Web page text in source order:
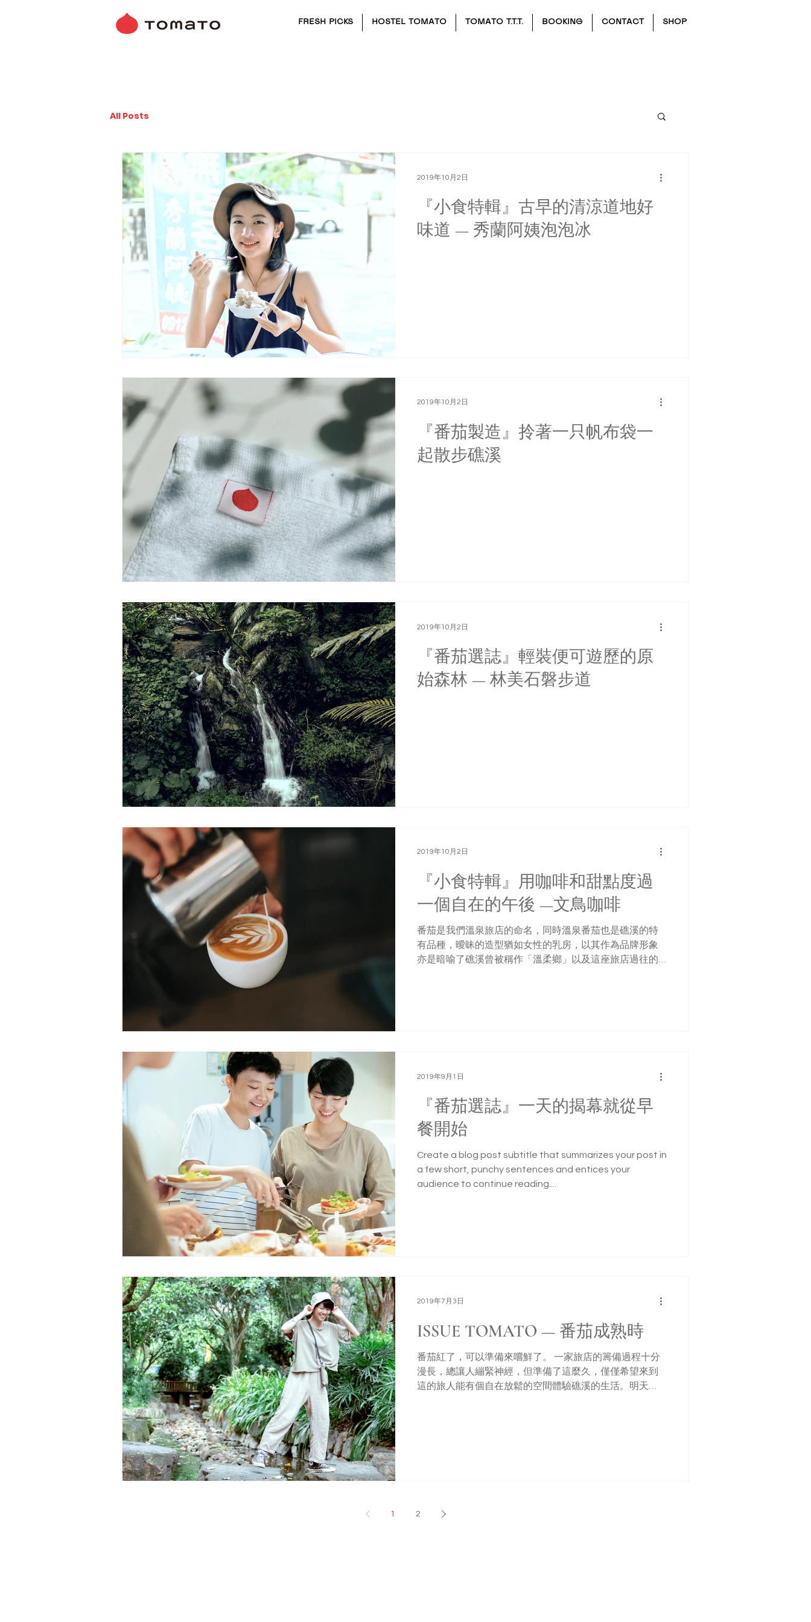
FRESH PICKS HOSTEL TOMATO TOMATO T.T.T. BOOKING CONTACT SHOP
All Posts
『小食特輯』古早的清涼道地好
味道 — 秀蘭阿姨泡泡冰
2019年10月2日
『番茄製造』拎著一只帆布袋一
起散步礁溪
2019年10月2日
『番茄選誌』輕裝便可遊歷的原
始森林 — 林美石磐步道
2019年10月2日
『小食特輯』用咖啡和甜點度過
一個自在的午後 —文鳥咖啡
番茄是我們溫泉旅店的命名，同時溫泉番茄也是礁溪的特
有品種，曖昧的造型猶如女性的乳房，以其作為品牌形象
亦是暗喻了礁溪曾被稱作「溫柔鄉」以及這座旅店過往的
2019年10月2日
『番茄選誌』一天的揭幕就從早
餐開始
Create a blog post subtitle that summarizes your post in
a few short, punchy sentences and entices your
audience to continue reading....
2019年9月1日
ISSUE TOMATO — 番茄成熟時
番茄紅了，可以準備來嚐鮮了。 一家旅店的籌備過程十分
漫長，總讓人繃緊神經，但準備了這麼久，僅僅希望來到
這的旅人能有個自在放鬆的空間體驗礁溪的生活。明天
2019年7月3日
1 2